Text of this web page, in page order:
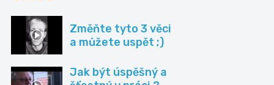
Změňte tyto 3 věci
a můžete uspět ;)
Jak být úspěšný a